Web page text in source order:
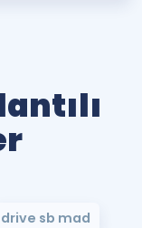
drive sb mad